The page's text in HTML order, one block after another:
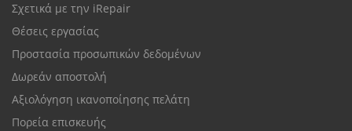
Σχετικά με την iRepair
Θέσεις εργασίας
Προστασία προσωπικών δεδομένων
Δωρεάν αποστολή
Αξιολόγηση ικανοποίησης πελάτη
Πορεία επισκευής